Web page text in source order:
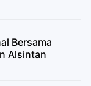
Bersama
Alsintan